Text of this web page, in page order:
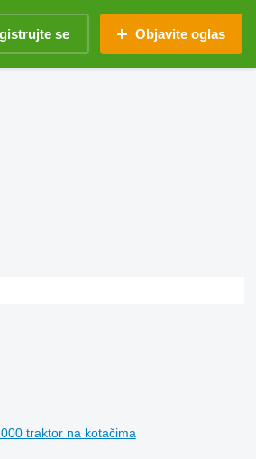
se Objavite oglas
traktor na kotačima